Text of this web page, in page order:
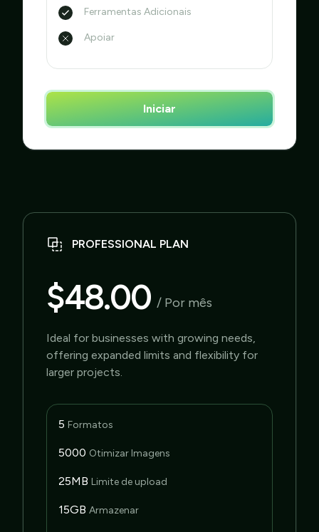
Ferramentas Adicionais
Apoiar
Iniciar
PROFESSIONAL PLAN
$48.00 / Por mês
Ideal for businesses with growing needs,
offering expanded limits and flexibility for
larger projects.
5 Formatos
5000 Otimizar Imagens
25MB Limite de upload
15GB Armazenar